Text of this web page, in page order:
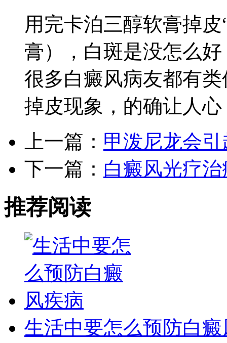
用完卡泊三醇软膏掉
膏），白斑是没怎么
很多白癜风病友都有
掉皮现象，的确让人心
上一篇： 甲泼尼龙会
下一篇： 白癜风光疗
推荐阅读
生活中要怎么预防白